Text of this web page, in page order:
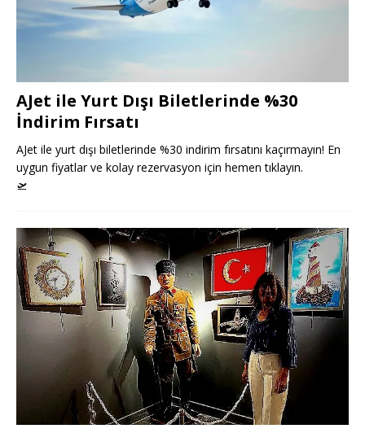
AJet ile Yurt Dışı Biletlerinde %30
İndirim Fırsatı
AJet ile yurt dışı biletlerinde %30 indirim fırsatını kaçırmayın! En
uygun fiyatlar ve kolay rezervasyon için hemen tıklayın.
🛫